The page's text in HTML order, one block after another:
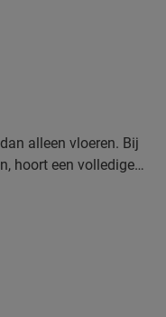
alleen vloeren. Bij
hoort een volledige
ondervloeren,